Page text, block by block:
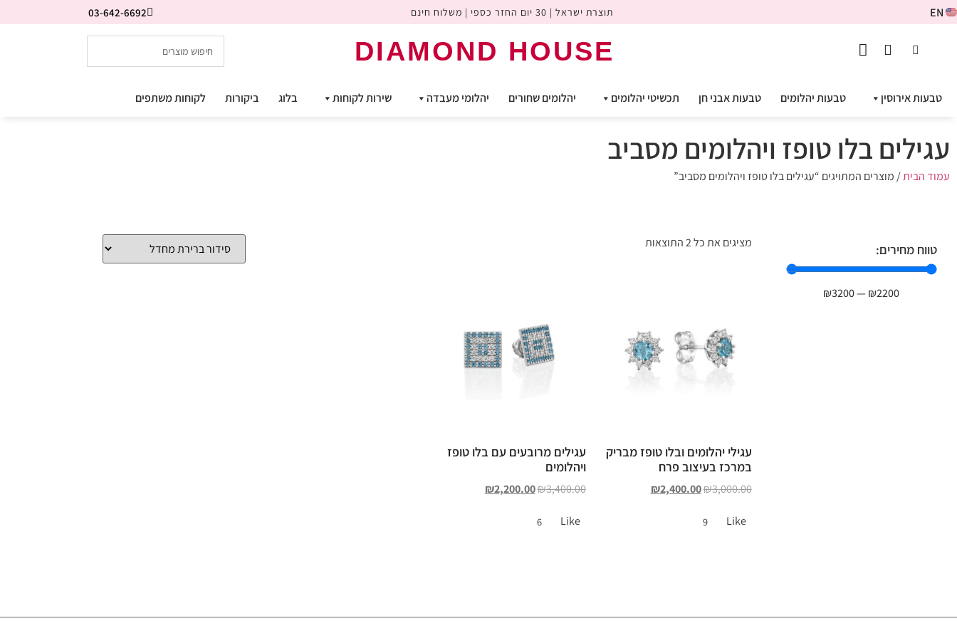
EN תוצרת ישראל | 30 יום החזר כספי | משלוח חינם 03-642-6692
DIAMOND HOUSE
טבעות אירוסין טבעות יהלומים טבעות אבני חן תכשיטי יהלומים יהלומים שחורים יהלומי מעבדה שירות לקוחות בלוג ביקורות לקוחות משתפים
עגילים בלו טופז ויהלומים מסביב
עמוד הבית/ מוצרים המתויגים “עגילים בלו טופז ויהלומים מסביב”
טווח מחירים:
₪2200
—
₪3200
מציגים את כל ⁦2⁩ התוצאות
עגילי יהלומים ובלו טופז מבריק
במרכז בעיצוב פרח
₪3,000.00
₪2,400.00
Like
9
עגילים מרובעים עם בלו טופז
ויהלומים
₪3,400.00
₪2,200.00
Like
6